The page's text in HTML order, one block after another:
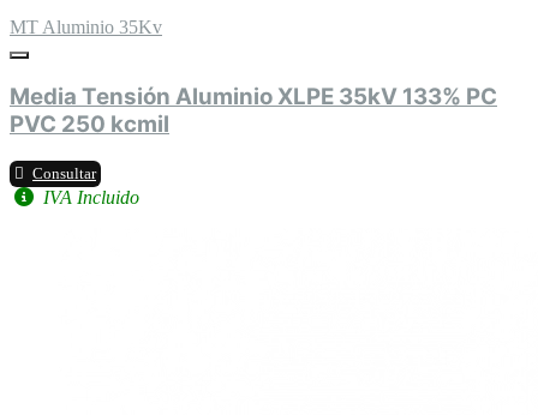
MT Aluminio 35Kv
Media Tensión Aluminio XLPE 35kV 133% PC
PVC 250 kcmil
Consultar
IVA Incluido